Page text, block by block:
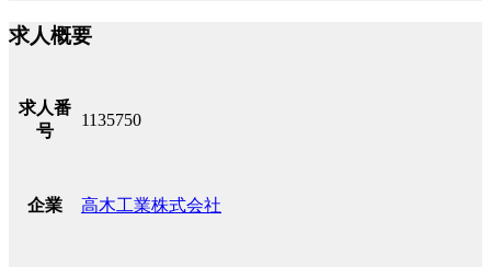
求人概要
求人番
号
1135750
企業 高木工業株式会社